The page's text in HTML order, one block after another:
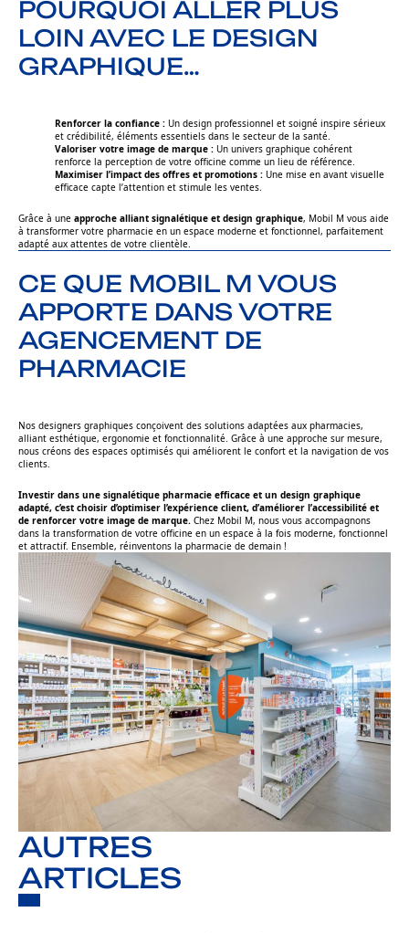
POURQUOI ALLER PLUS
LOIN AVEC LE DESIGN
GRAPHIQUE…
Renforcer la confiance : Un design professionnel et soigné inspire sérieux
et crédibilité, éléments essentiels dans le secteur de la santé.
Valoriser votre image de marque : Un univers graphique cohérent
renforce la perception de votre officine comme un lieu de référence.
Maximiser l’impact des offres et promotions : Une mise en avant visuelle
efficace capte l’attention et stimule les ventes.
Grâce à une approche alliant signalétique et design graphique, Mobil M vous aide
à transformer votre pharmacie en un espace moderne et fonctionnel, parfaitement
adapté aux attentes de votre clientèle.
CE QUE MOBIL M VOUS
APPORTE DANS VOTRE
AGENCEMENT DE
PHARMACIE
Nos designers graphiques conçoivent des solutions adaptées aux pharmacies,
alliant esthétique, ergonomie et fonctionnalité. Grâce à une approche sur mesure,
nous créons des espaces optimisés qui améliorent le confort et la navigation de vos
clients.
Investir dans une signalétique pharmacie efficace et un design graphique
adapté, c’est choisir d’optimiser l’expérience client, d’améliorer l’accessibilité et
de renforcer votre image de marque. Chez Mobil M, nous vous accompagnons
dans la transformation de votre officine en un espace à la fois moderne, fonctionnel
et attractif. Ensemble, réinventons la pharmacie de demain !
AUTRES
ARTICLES